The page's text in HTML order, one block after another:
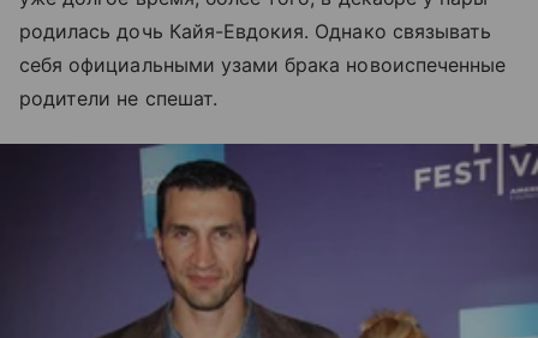
родилась дочь Кайя-Евдокия. Однако связывать
себя официальными узами брака новоиспеченные
родители не спешат.